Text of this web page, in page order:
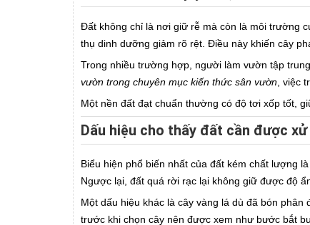
Đất không chỉ là nơi giữ rễ mà còn là môi trường
thụ dinh dưỡng giảm rõ rệt. Điều này khiến cây
Trong nhiều trường hợp, người làm vườn tập
vườn trong chuyên mục kiến thức sân vườn , việc
Một nền đất đạt chuẩn thường có độ tơi xốp tốt,
Dấu hiệu cho thấy đất cần được xử
Biểu hiện phổ biến nhất của đất kém chất lượng
Ngược lại, đất quá rời rạc lại không giữ được độ
Một dấu hiệu khác là cây vàng lá dù đã bón
trước khi chọn cây nên được xem như bước bắt